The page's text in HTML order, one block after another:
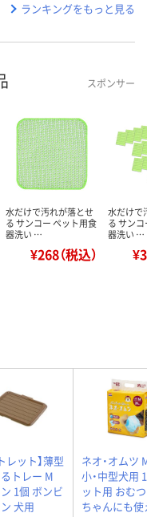
ランキングをもっと見る
スポンサー
水だけで汚れが落とせ
る サンコー ペット用食
器洗い …
¥268（税込）
水だけで
る サン
器洗い …
レット】薄型
トレー M
1個 ボンビ
犬用
ネオ・オムツ
小・中型犬用
ット用 おむ
ちゃんにも